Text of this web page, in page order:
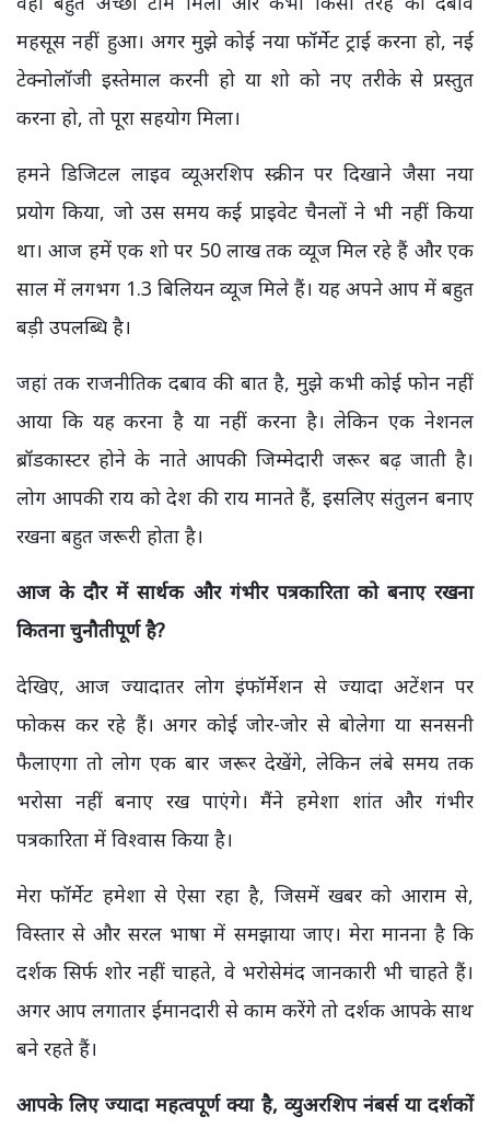
महसूस नहीं हुआ। अगर मुझे कोई नया फॉर्मेट ट्राई करना हो, नई
टेक्नोलॉजी इस्तेमाल करनी हो या शो को नए तरीके से प्रस्तुत
करना हो, तो पूरा सहयोग मिला।
हमने डिजिटल लाइव व्यूअरशिप स्क्रीन पर दिखाने जैसा नया
प्रयोग किया, जो उस समय कई प्राइवेट चैनलों ने भी नहीं किया
था। आज हमें एक शो पर 50लाख तक व्यूज मिल रहे हैं और एक
साल में लगभग 1.3 बिलियन व्यूज मिले हैं। यह अपने आप में बहुत
बड़ी उपलब्धि है।
जहां तक राजनीतिक दबाव की बात है,मुझे कभी कोई फोन नहीं
आया कि यह करना है या नहीं करना है। लेकिन एक नेशनल
ब्रॉडकास्टर होने के नाते आपकी जिम्मेदारी जरूर बढ़ जाती है।
लोग आपकी राय को देश की राय मानते हैं, इसलिए संतुलन बनाए
रखना बहुत जरूरी होता है।
आज के दौर में सार्थक और गंभीर पत्रकारिता को बनाए रखना
कितना चुनौतीपूर्ण है?
देखिए,आज ज्यादातर लोग इंफॉर्मेशन से ज्यादा अटेंशन पर
फोकस कर रहे हैं। अगर कोई जोर-जोर से बोलेगा या सनसनी
फैलाएगा तो लोग एक बार जरूर देखेंगे, लेकिन लंबे समय तक
भरोसा नहीं बनाए रख पाएंगे। मैंने हमेशा शांत और गंभीर
पत्रकारिता में विश्वास किया है।
मेरा फॉर्मेट हमेशा से ऐसा रहा है, जिसमें खबर को आराम से,
विस्तार से और सरल भाषा में समझाया जाए। मेरा मानना है कि
दर्शक सिर्फ शोर नहीं चाहते, वे भरोसेमंद जानकारी भी चाहते हैं।
अगर आप लगातार ईमानदारी से काम करेंगे तो दर्शक आपके साथ
बने रहते हैं।
आपके लिए ज्यादा महत्वपूर्ण क्या है, व्युअरशिप नंबर्स या दर्शकों